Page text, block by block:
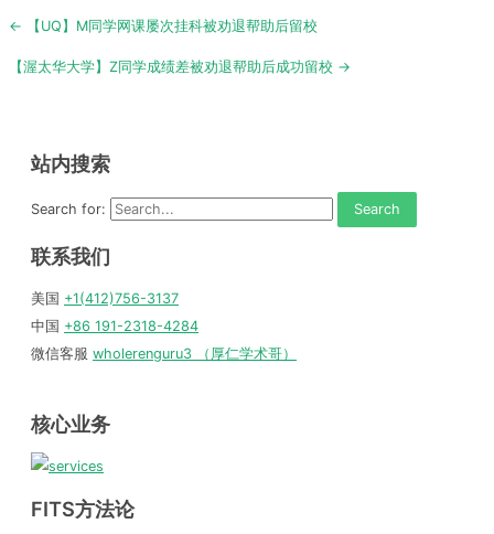
Post
← 【UQ】M同学网课屡次挂科被劝退帮助后留校
【渥太华大学】Z同学成绩差被劝退帮助后成功留校 →
站内搜索
Search for:
联系我们
美国 +1(412)756-3137
中国 +86 191-2318-4284
微信客服 wholerenguru3 （厚仁学术哥）
核心业务
FITS方法论